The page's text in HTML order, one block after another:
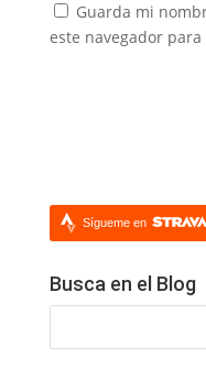
Guarda mi
este navegador
Sígueme en
Busca en el Blog